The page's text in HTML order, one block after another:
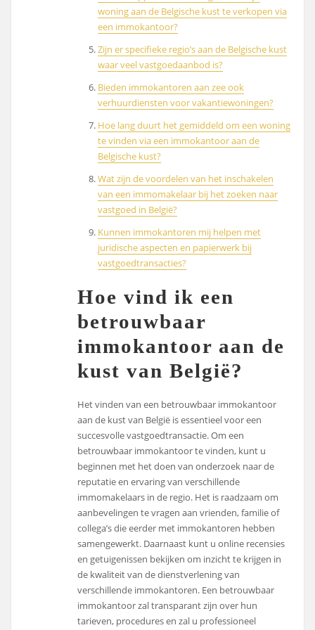
woning aan de Belgische kust te verkopen via
een immokantoor?
Zijn er specifieke regio’s aan de Belgische kust
waar veel vastgoedaanbod is?
Bieden immokantoren aan zee ook
verhuurdiensten voor vakantiewoningen?
Hoe lang duurt het gemiddeld om een woning
te vinden via een immokantoor aan de
Belgische kust?
Wat zijn de voordelen van het inschakelen
van een immomakelaar bij het zoeken naar
vastgoed in België?
Kunnen immokantoren mij helpen met
juridische aspecten en papierwerk bij
vastgoedtransacties?
Hoe vind ik een
betrouwbaar
immokantoor aan de
kust van België?
Het vinden van een betrouwbaar immokantoor
aan de kust van België is essentieel voor een
succesvolle vastgoedtransactie. Om een
betrouwbaar immokantoor te vinden, kunt u
beginnen met het doen van onderzoek naar de
reputatie en ervaring van verschillende
immomakelaars in de regio. Het is raadzaam om
aanbevelingen te vragen aan vrienden, familie of
collega’s die eerder met immokantoren hebben
samengewerkt. Daarnaast kunt u online recensies
en getuigenissen bekijken om inzicht te krijgen in
de kwaliteit van de dienstverlening van
verschillende immokantoren. Een betrouwbaar
immokantoor zal transparant zijn over hun
tarieven, procedures en zal u professioneel